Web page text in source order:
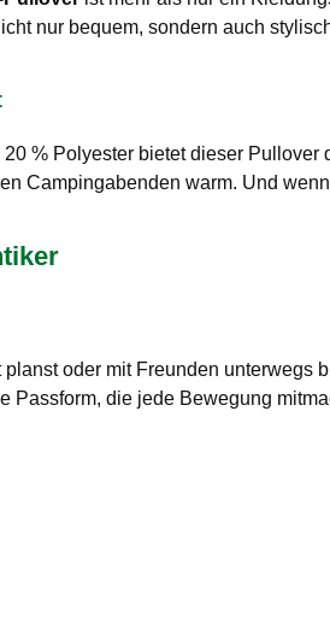
nur bequem, sondern auch
% Polyester bietet dieser
Campingabenden warm. Und
oder mit Freunden unterwegs
Passform, die jede Bewegung